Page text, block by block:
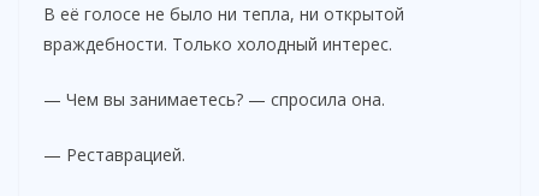
В её голосе не было ни тепла, ни открытой
враждебности. Только холодный интерес.
— Чем вы занимаетесь? — спросила она.
— Реставрацией.